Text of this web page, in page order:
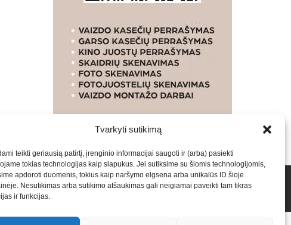
Tvarkyti sutikimą
teikti geriausią patirtį, įrenginio informacijai saugoti ir (arba) pasiekti
tokias technologijas kaip slapukus. Jei sutiksime su šiomis technologijomis,
apdoroti duomenis, tokius kaip naršymo elgsena arba unikalūs ID šioje
Nesutikimas arba sutikimo atšaukimas gali neigiamai paveikti tam tikras
ir funkcijas.
ir talpinimas į mūsų valdomas svetaines.2026Armijai.LT